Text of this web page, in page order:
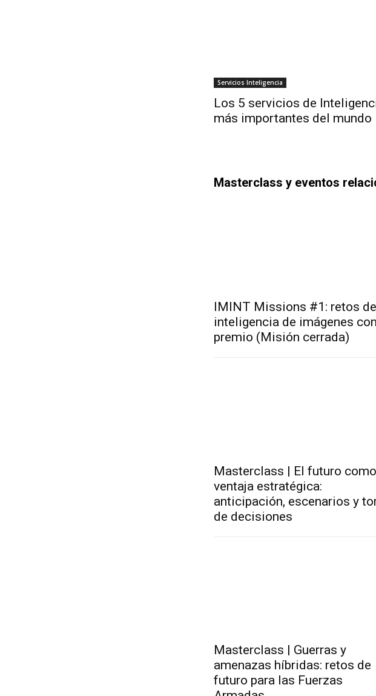
Servicios Inteligencia
Los 5 servicios de
más importantes del mundo
Masterclass y eventos
IMINT Missions #1: retos de
inteligencia de imágenes con
premio (Misión cerrada)
Masterclass | El futuro como
ventaja estratégica:
anticipación, escenarios y
de decisiones
Masterclass | Guerras y
amenazas híbridas: retos de
futuro para las Fuerzas